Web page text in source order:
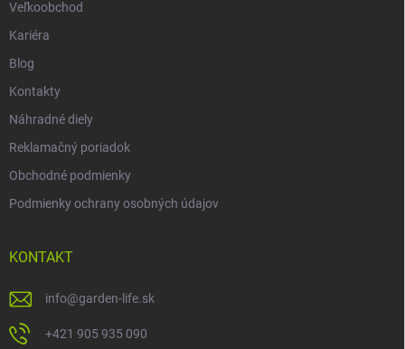
Veľkoobchod
Kariéra
Blog
Kontakty
Náhradné diely
Reklamačný poriadok
Obchodné podmienky
Podmienky ochrany osobných údajov
KONTAKT
info@garden-life.sk
+421 905 935 090